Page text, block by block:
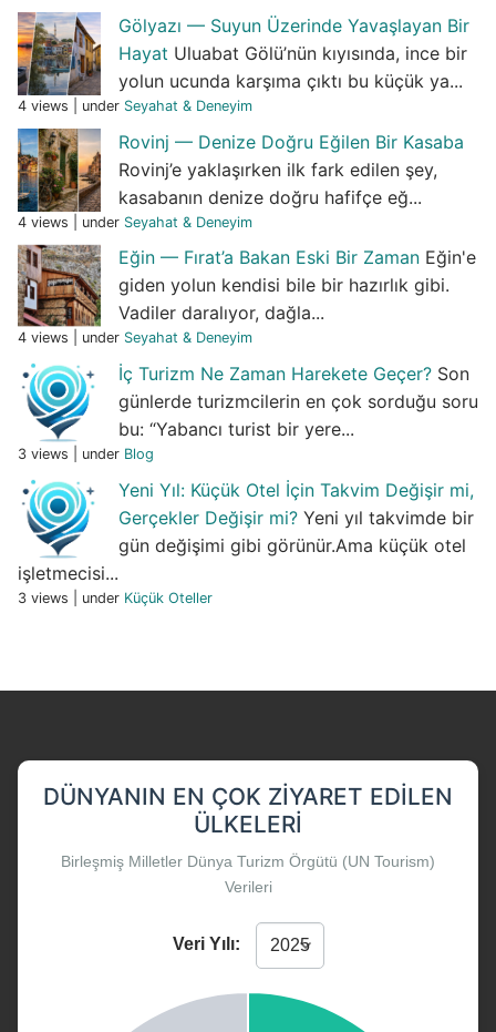
Gölyazı — Suyun Üzerinde Yavaşlayan Bir
Hayat Uluabat Gölü’nün kıyısında, ince bir
yolun ucunda karşıma çıktı bu küçük ya...
4 views under Seyahat & Deneyim
Rovinj — Denize Doğru Eğilen Bir Kasaba
Rovinj’e yaklaşırken ilk fark edilen şey,
kasabanın denize doğru hafifçe eğ...
4 views under Seyahat & Deneyim
Eğin — Fırat’a Bakan Eski Bir Zaman Eğin'e
giden yolun kendisi bile bir hazırlık gibi.
Vadiler daralıyor, dağla...
4 views under Seyahat & Deneyim
İç Turizm Ne Zaman Harekete Geçer? Son
günlerde turizmcilerin en çok sorduğu soru
bu: “Yabancı turist bir yere...
3 views under Blog
Yeni Yıl: Küçük Otel İçin Takvim Değişir mi,
Gerçekler Değişir mi? Yeni yıl takvimde bir
gün değişimi gibi görünür.Ama küçük otel
işletmecisi...
3 views under Küçük Oteller
DÜNYANIN EN ÇOK ZIYARET EDILEN
ÜLKELERI
Birleşmiş Milletler Dünya Turizm Örgütü (UN Tourism)
Verileri
Veri Yılı: